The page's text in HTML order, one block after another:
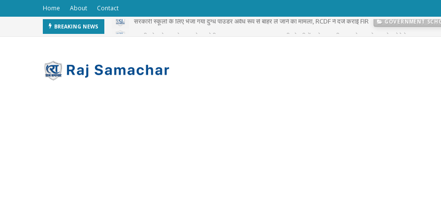
Home About Contact
BREAKING NEWS चलती ट्रेन से 3 करोड़ का गोल्ड चोरी प्रकरण का खुलासा: नवलगढ़ की जोहड़ी में गाड़े गए करीब 2 करोड़ रुपये मूल्य के सोने के आभूषण